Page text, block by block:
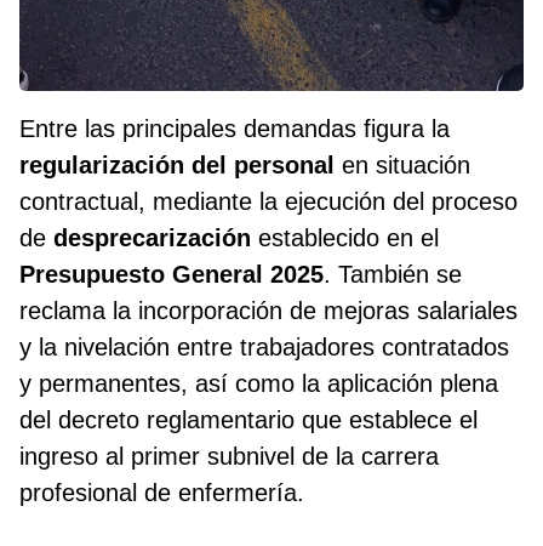
Entre las principales demandas figura la
regularización del personal en situación
contractual, mediante la ejecución del proceso
de desprecarización establecido en el
Presupuesto General 2025. También se
reclama la incorporación de mejoras salariales
y la nivelación entre trabajadores contratados
y permanentes, así como la aplicación plena
del decreto reglamentario que establece el
ingreso al primer subnivel de la carrera
profesional de enfermería.